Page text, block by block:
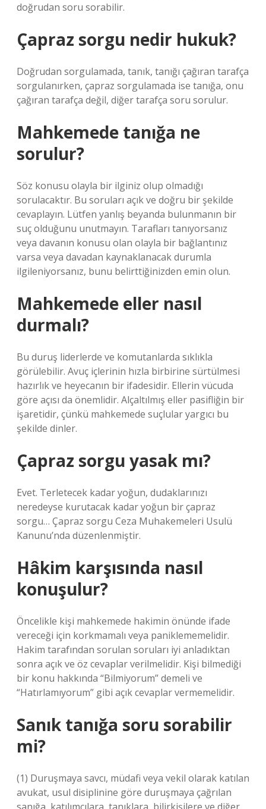
doğrudan soru sorabilir.
Çapraz sorgu nedir hukuk?
Doğrudan sorgulamada, tanık, tanığı çağıran tarafça
sorgulanırken, çapraz sorgulamada ise tanığa, onu
çağıran tarafça değil, diğer tarafça soru sorulur.
Mahkemede tanığa ne
sorulur?
Söz konusu olayla bir ilginiz olup olmadığı
sorulacaktır. Bu soruları açık ve doğru bir şekilde
cevaplayın. Lütfen yanlış beyanda bulunmanın bir
suç olduğunu unutmayın. Tarafları tanıyorsanız
veya davanın konusu olan olayla bir bağlantınız
varsa veya davadan kaynaklanacak durumla
ilgileniyorsanız, bunu belirttiğinizden emin olun.
Mahkemede eller nasıl
durmalı?
Bu duruş liderlerde ve komutanlarda sıklıkla
görülebilir. Avuç içlerinin hızla birbirine sürtülmesi
hazırlık ve heyecanın bir ifadesidir. Ellerin vücuda
göre açısı da önemlidir. Alçaltılmış eller pasifliğin bir
işaretidir, çünkü mahkemede suçlular yargıcı bu
şekilde dinler.
Çapraz sorgu yasak mı?
Evet. Terletecek kadar yoğun, dudaklarınızı
neredeyse kurutacak kadar yoğun bir çapraz
sorgu… Çapraz sorgu Ceza Muhakemeleri Usulü
Kanunu’nda düzenlenmiştir.
Hâkim karşısında nasıl
konuşulur?
Öncelikle kişi mahkemede hakimin önünde ifade
vereceği için korkmamalı veya paniklememelidir.
Hakim tarafından sorulan soruları iyi anladıktan
sonra açık ve öz cevaplar verilmelidir. Kişi bilmediği
bir konu hakkında “Bilmiyorum” demeli ve
“Hatırlamıyorum” gibi açık cevaplar vermemelidir.
Sanık tanığa soru sorabilir
mi?
(1) Duruşmaya savcı, müdafi veya vekil olarak katılan
avukat, usul disiplinine göre duruşmaya çağrılan